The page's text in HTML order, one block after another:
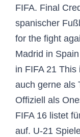
FIFA. Final
spanischer
for the fight
Madrid in
in FIFA 21
auch gerne als
Offiziell als
FIFA 16 listet
auf. U-21